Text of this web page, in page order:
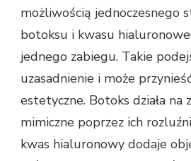
możliwością jednoczesnego
botoksu i kwasu
jednego zabiegu. Takie
uzasadnienie i może
estetyczne. Botoks działa na
mimiczne poprzez ich
kwas hialuronowy dodaje